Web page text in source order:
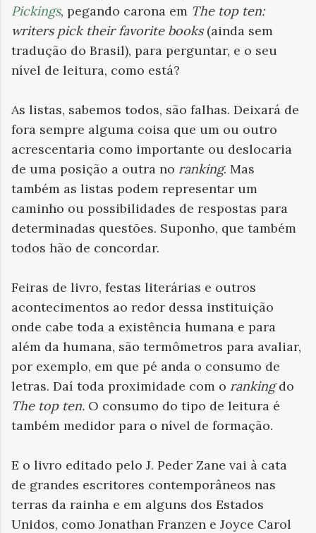
Pickings, pegando carona em The top ten:
writers pick their favorite books(ainda sem
tradução do Brasil), para perguntar, e o seu
nível de leitura, como está?
As listas, sabemos todos, são falhas. Deixará de
fora sempre alguma coisa que um ou outro
acrescentaria como importante ou deslocaria
de uma posição a outra no ranking. Mas
também as listas podem representar um
caminho ou possibilidades de respostas para
determinadas questões. Suponho, que também
todos hão de concordar.
Feiras de livro, festas literárias e outros
acontecimentos ao redor dessa instituição
onde cabe toda a existência humana e para
além da humana, são termômetros para avaliar,
por exemplo, em que pé anda o consumo de
letras. Daí toda proximidade com o rankingdo
The top ten. O consumo do tipo de leitura é
também medidor para o nível de formação.
E o livro editado pelo J. Peder Zane vai à cata
de grandes escritores contemporâneos nas
terras da rainha e em alguns dos Estados
Unidos, como Jonathan Franzen e Joyce Carol